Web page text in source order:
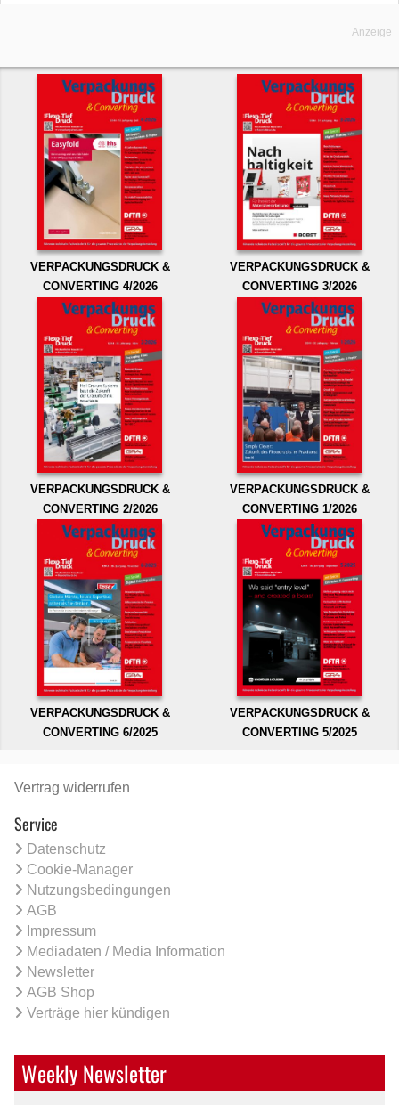
Anzeige
VERPACKUNGSDRUCK &
CONVERTING 4/2026
VERPACKUNGSDRUCK &
CONVERTING 3/2026
VERPACKUNGSDRUCK &
CONVERTING 2/2026
VERPACKUNGSDRUCK &
CONVERTING 1/2026
VERPACKUNGSDRUCK &
CONVERTING 6/2025
VERPACKUNGSDRUCK &
CONVERTING 5/2025
Vertrag widerrufen
Service
Datenschutz
Cookie-Manager
Nutzungsbedingungen
AGB
Impressum
Mediadaten / Media Information
Newsletter
AGB Shop
Verträge hier kündigen
Weekly Newsletter